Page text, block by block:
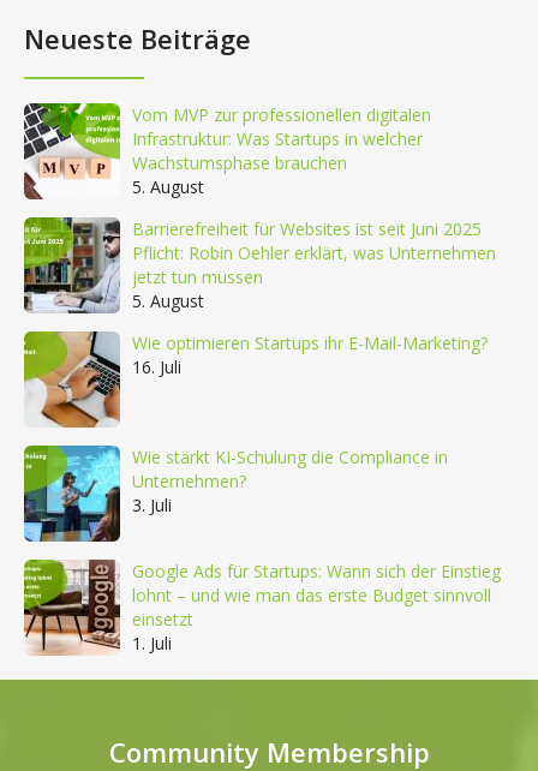
Neueste Beiträge
Vom MVP zur professionellen digitalen
Infrastruktur: Was Startups in welcher
Wachstumsphase brauchen
5. August
Barrierefreiheit für Websites ist seit Juni 2025
Pflicht: Robin Oehler erklärt, was Unternehmen
jetzt tun müssen
5. August
Wie optimieren Startups ihr E-Mail-Marketing?
16. Juli
Wie stärkt KI-Schulung die Compliance in
Unternehmen?
3. Juli
Google Ads für Startups: Wann sich der Einstieg
lohnt – und wie man das erste Budget sinnvoll
einsetzt
1. Juli
Community Membership